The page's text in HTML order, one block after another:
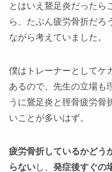
とはいえ鵞足炎だったら
ら、たぶん疲労骨折だ
ながら考えていました。
僕はトレーナーとしてケ
あるので、先生の立場も
うに鵞足炎と脛骨疲労骨
いことが多いはず。
疲労骨折しているかどう
らないし、 発症後すぐの